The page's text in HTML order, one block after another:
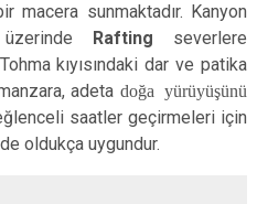
macera sunmaktadır. Kanyon
Rafting severlere
kıyısındaki dar ve patika
adeta doğa yürüyüşünü
saatler geçirmeleri için
oldukça uygundur.